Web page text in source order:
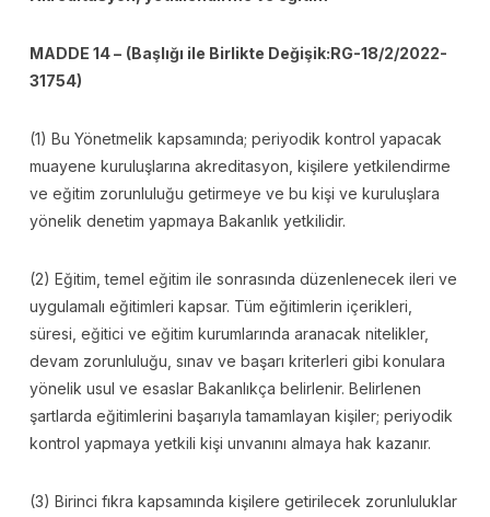
MADDE 14 – (Başlığı ile Birlikte Değişik:RG-18/2/2022-
31754)
(1) Bu Yönetmelik kapsamında; periyodik kontrol yapacak
muayene kuruluşlarına akreditasyon, kişilere yetkilendirme
ve eğitim zorunluluğu getirmeye ve bu kişi ve kuruluşlara
yönelik denetim yapmaya Bakanlık yetkilidir.
(2) Eğitim, temel eğitim ile sonrasında düzenlenecek ileri ve
uygulamalı eğitimleri kapsar. Tüm eğitimlerin içerikleri,
süresi, eğitici ve eğitim kurumlarında aranacak nitelikler,
devam zorunluluğu, sınav ve başarı kriterleri gibi konulara
yönelik usul ve esaslar Bakanlıkça belirlenir. Belirlenen
şartlarda eğitimlerini başarıyla tamamlayan kişiler; periyodik
kontrol yapmaya yetkili kişi unvanını almaya hak kazanır.
(3) Birinci fıkra kapsamında kişilere getirilecek zorunluluklar